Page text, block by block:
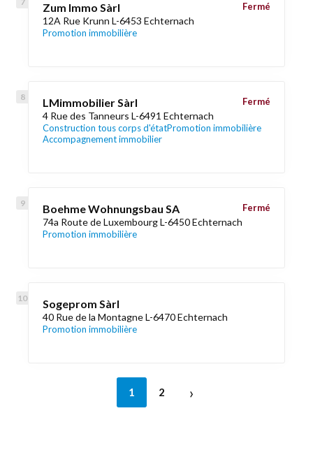
Zum Immo Sàrl
12A Rue Krunn L-6453 Echternach
Promotion immobilière
Fermé
LMimmobilier Sàrl
4 Rue des Tanneurs L-6491 Echternach
Construction tous corps d'étatPromotion immobilière
Accompagnement immobilier
Fermé
Boehme Wohnungsbau SA
74a Route de Luxembourg L-6450 Echternach
Promotion immobilière
Fermé
Sogeprom Sàrl
40 Rue de la Montagne L-6470 Echternach
Promotion immobilière
1 2 ›